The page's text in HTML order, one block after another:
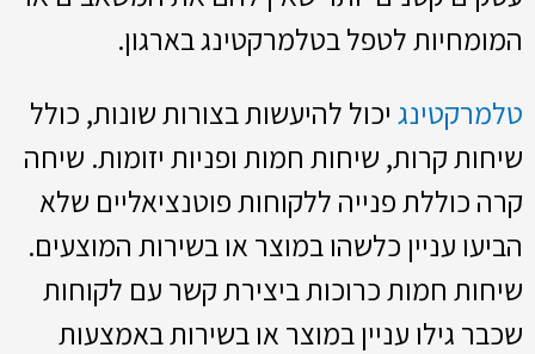
המומחיות לטפל בטלמרקטינג בארגון.
טלמרקטינג יכול להיעשות בצורות שונות, כולל
שיחות קרות, שיחות חמות ופניות יזומות. שיחה
קרה כוללת פנייה ללקוחות פוטנציאליים שלא
הביעו עניין כלשהו במוצר או בשירות המוצעים.
שיחות חמות כרוכות ביצירת קשר עם לקוחות
שכבר גילו עניין במוצר או בשירות באמצעות